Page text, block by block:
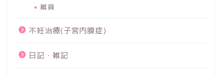
雑貨
不妊治療(子宮内膜症)
日記・雑記